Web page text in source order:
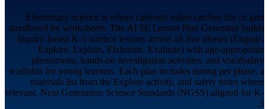
Elementary science is where curiosity either catches fire or gets
smothered by worksheets. The AI 5E Lesson Plan Generator builds
inquiry-based K-5 science lessons across all five phases (Engage,
Explore, Explain, Elaborate, Evaluate) with age-appropriate
phenomena, hands-on investigation activities, and vocabulary
scaffolds for young learners. Each plan includes timing per phase, a
materials list from the Explore activity, and safety notes where
relevant. Next Generation Science Standards (NGSS) aligned for K-
5.